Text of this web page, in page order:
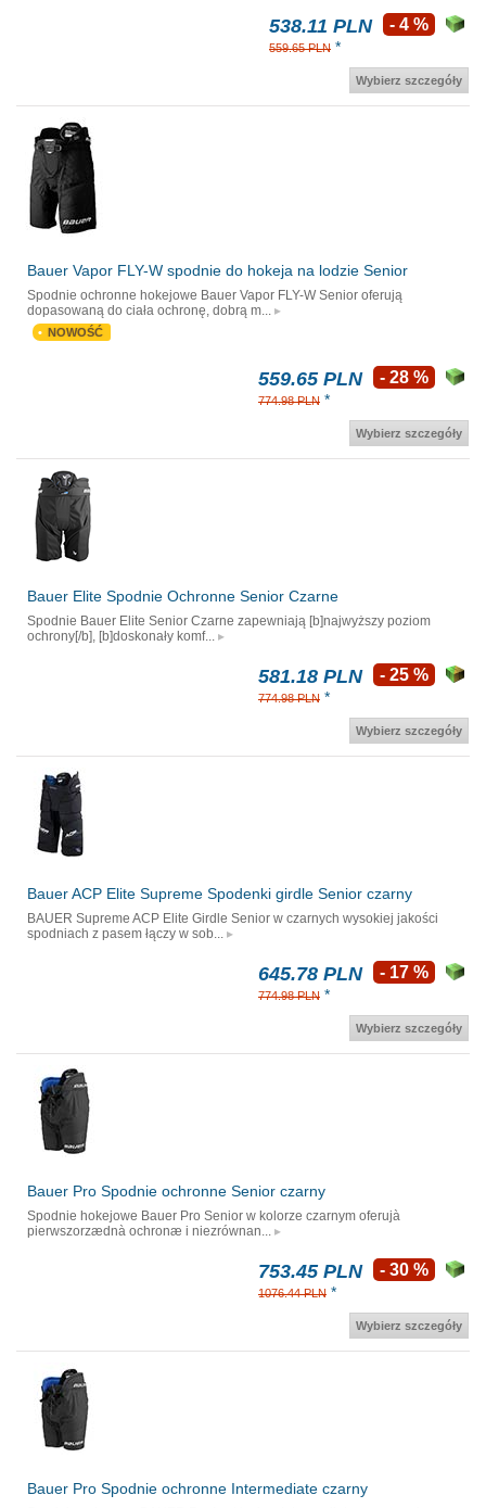
538.11 PLN
559.65 PLN *
- 4 %
Wybierz szczegóły
Bauer Vapor FLY-W spodnie do hokeja na lodzie Senior
Spodnie ochronne hokejowe Bauer Vapor FLY-W Senior oferują
dopasowaną do ciała ochronę, dobrą m...
NOWOŚĆ
559.65 PLN
774.98 PLN *
- 28 %
Wybierz szczegóły
Bauer Elite Spodnie Ochronne Senior Czarne
Spodnie Bauer Elite Senior Czarne zapewniają [b]najwyższy poziom
ochrony[/b], [b]doskonały komf...
581.18 PLN
774.98 PLN *
- 25 %
Wybierz szczegóły
Bauer ACP Elite Supreme Spodenki girdle Senior czarny
BAUER Supreme ACP Elite Girdle Senior w czarnych wysokiej jakości
spodniach z pasem łączy w sob...
645.78 PLN
774.98 PLN *
- 17 %
Wybierz szczegóły
Bauer Pro Spodnie ochronne Senior czarny
Spodnie hokejowe Bauer Pro Senior w kolorze czarnym oferujà
pierwszorzædnà ochronæ i niezrównan...
753.45 PLN
1076.44 PLN *
- 30 %
Wybierz szczegóły
Bauer Pro Spodnie ochronne Intermediate czarny